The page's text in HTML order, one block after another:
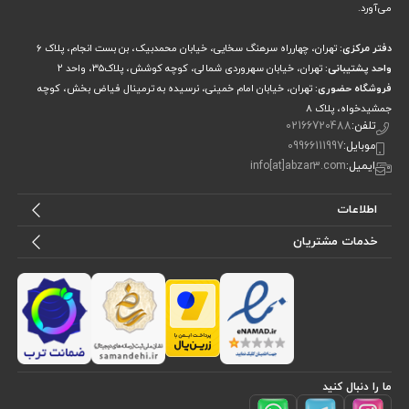
مزایا و معایب پیکور نک مدل NEK 2570 DB
مزایا
توان 2200 وات برای
تخریب سنگین
قدرت ضربه 70 ژول برای
ابزارگیر شش‌گوش
طراحی مقاوم و پایدار برای
پروژه‌های مداوم
—
—
می‌آورد.
دفتر مرکزی:تهران، چهارراه سرهنگ سخایی، خیابان محمدبیک، بن بست انجام، پلاک 6
واحد پشتیبانی:تهران، خیابان سهروردی شمالی، کوچه کوشش، پلاک۳۵، واحد ۲
فروشگاه حضوری:تهران، خیابان امام خمینی، نرسیده به ترمینال فیاض بخش، کوچه
جمشیدخواه، پلاک ۸
تلفن:02166720488
موبایل:09966111997
ایمیل:info[at]abzar3.com
اطلاعات
خدمات مشتریان
ما را دنبال کنید